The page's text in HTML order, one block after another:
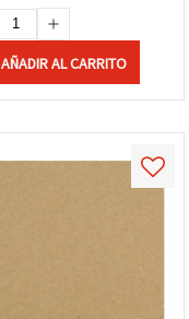
AÑADIR AL CARRITO